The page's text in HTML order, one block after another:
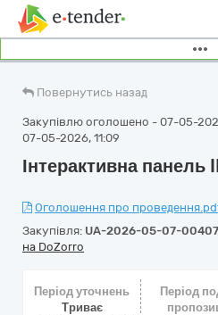
Повернутись назад
Закупівлю оголошено - 07-05-
07-05-2026, 11:09
Інтерактивна панель
Оголошення про
Закупівля: UA-2026-05-07-
на DoZorro
Період уточнень
Триває
Період